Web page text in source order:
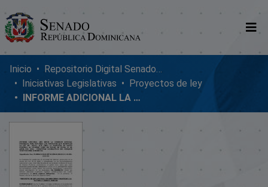
Comunidades
Glosario
Nosotros
Inicio
Repositorio Digital SenadoRD
Iniciativas Legislativas
Proyectos de ley
INFORME ADICIONAL LA VICTORIA